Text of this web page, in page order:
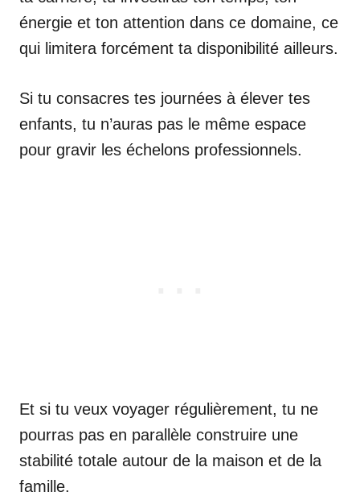
énergie et ton attention dans ce domaine, ce
qui limitera forcément ta disponibilité ailleurs.
Si tu consacres tes journées à élever tes
enfants, tu n’auras pas le même espace
pour gravir les échelons professionnels.
Et si tu veux voyager régulièrement, tu ne
pourras pas en parallèle construire une
stabilité totale autour de la maison et de la
famille.